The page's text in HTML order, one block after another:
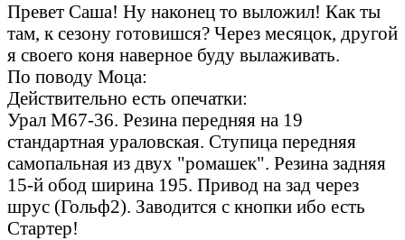
Превет Саша! Ну наконец то выложил! Как ты
там, к сезону готовишся? Через месяцок, другой
я своего коня наверное буду вылаживать.
По поводу Моца:
Действительно есть опечатки:
Урал М67-36. Резина передняя на 19
стандартная ураловская. Ступица передняя
самопальная из двух "ромашек". Резина задняя
15-й обод ширина 195. Привод на зад через
шрус (Гольф2). Заводится с кнопки ибо есть
Стартер!